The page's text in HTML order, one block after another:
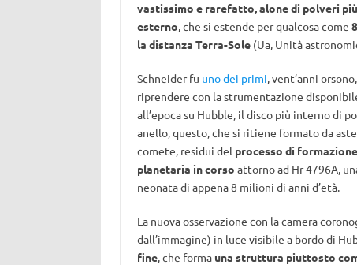
vastissimo e rarefatto, alone di polveri più
esterno, che si estende per qualcosa come
la distanza Terra-Sole(Ua, Unità
Schneider fu uno dei primi, vent’anni
riprendere con la strumentazione
all’epoca su Hubble, il disco più interno di
anello, questo, che si ritiene formato da
comete, residui del processo di formazione
planetaria in corso attorno ad Hr 4796A,
neonata di appena 8 milioni di anni d’età.
La nuova osservazione con la camera
dall’immagine) in luce visibile a bordo di
fine, che forma una struttura piuttosto